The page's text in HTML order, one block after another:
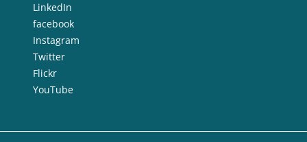
LinkedIn
facebook
Instagram
Twitter
Flickr
YouTube